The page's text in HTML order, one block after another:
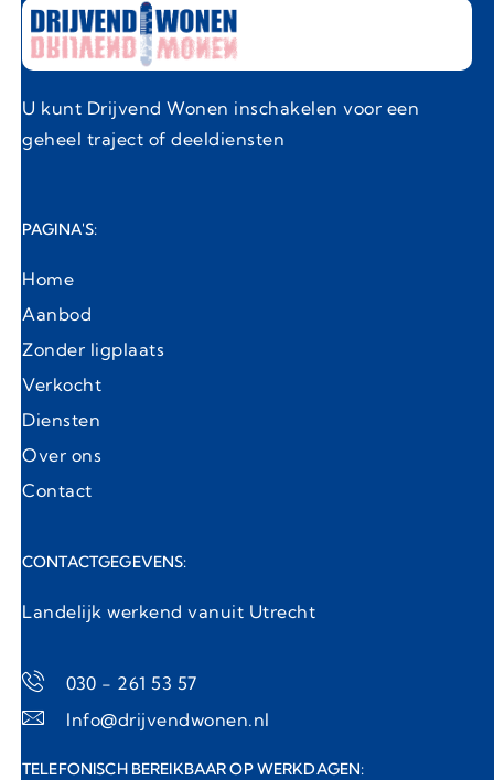
U kunt Drijvend Wonen inschakelen voor een
geheel traject of deeldiensten
PAGINA'S:
Home
Aanbod
Zonder ligplaats
Verkocht
Diensten
Over ons
Contact
CONTACTGEGEVENS:
Landelijk werkend vanuit Utrecht
030 - 261 53 57
Info@drijvendwonen.nl
TELEFONISCH BEREIKBAAR OP WERKDAGEN: